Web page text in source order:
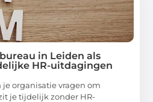
in Leiden als
HR-uitdagingen
organisatie vragen om
je tijdelijk zonder HR-